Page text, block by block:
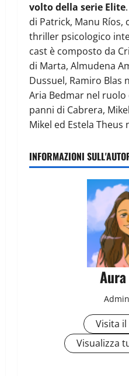
volto della serie Elite
di Patrick, Manu Ríos,
thriller psicologico
cast è composto da
di Marta, Almudena
Dussuel, Ramiro Blas
Aria Bedmar nel
panni di Cabrera,
Mikel ed Estela Theus
INFORMAZIONI
Visita
Visualizza